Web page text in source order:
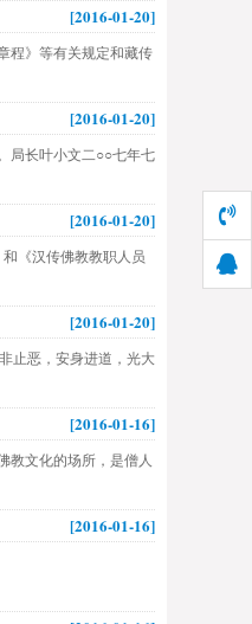
[2016-01-20]
程》等有关规定和藏传
[2016-01-20]
局长叶小文二○○七年七
[2016-01-20]
《汉传佛教教职人员
[2016-01-20]
止恶，安身进道，光大
[2016-01-16]
教文化的场所，是僧人
[2016-01-16]